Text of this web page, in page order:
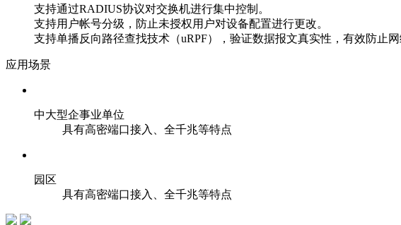
支持通过RADIUS协议对交换机进行集中控制。
支持用户帐号分级，防止未授权用户对设备配置进行更改。
支持单播反向路径查找技术（uRPF），验证数据报文真实性，有效防止
应用场景
中大型企事业单位
具有高密端口接入、全千兆等特点
园区
具有高密端口接入、全千兆等特点